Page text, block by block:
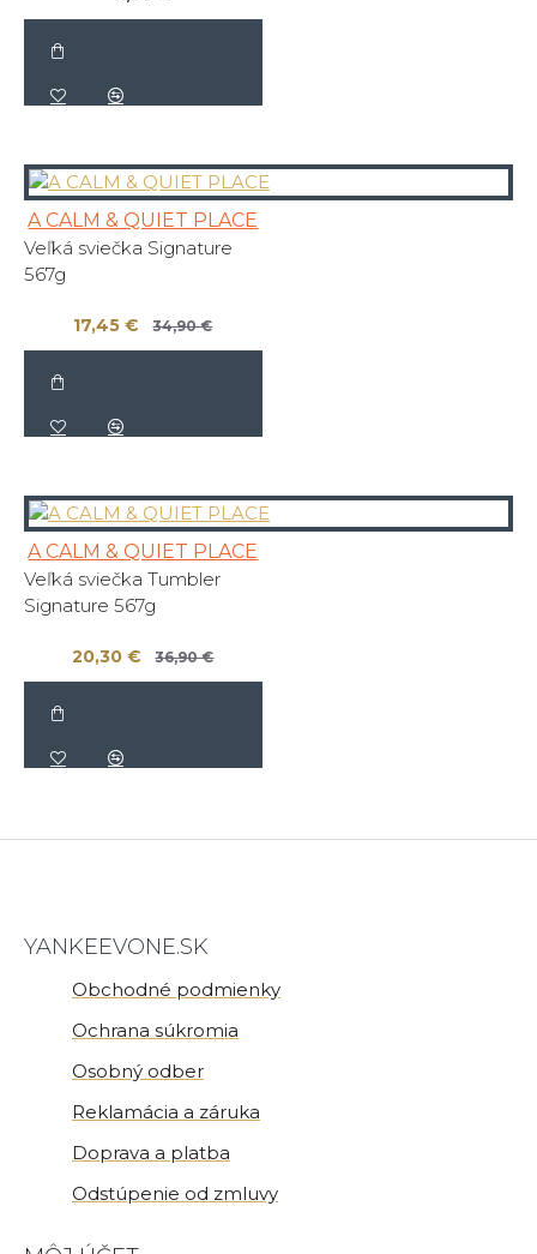
A CALM & QUIET PLACE
Veľká sviečka Signature
567g
17,45 € 34,90 €
A CALM & QUIET PLACE
Veľká sviečka Tumbler
Signature 567g
20,30 € 36,90 €
YANKEEVONE.SK
Obchodné podmienky
Ochrana súkromia
Osobný odber
Reklamácia a záruka
Doprava a platba
Odstúpenie od zmluvy